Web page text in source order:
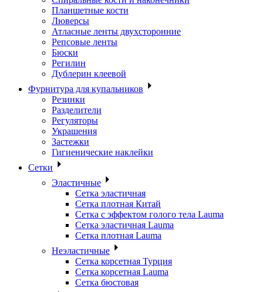
Планшетные кости
Люверсы
Атласные ленты двухсторонние
Репсовые ленты
Бюски
Регилин
Дублерин клеевой
Фурнитура для купальников
Резинки
Разделители
Регуляторы
Украшения
Застежки
Гигиенические наклейки
Сетки
Эластичные
Сетка эластичная
Сетка плотная Китай
Сетка с эффектом голого тела Lauma
Сетка эластичная Lauma
Сетка плотная Lauma
Неэластичные
Сетка корсетная Турция
Сетка корсетная Lauma
Сетка бюстовая